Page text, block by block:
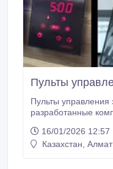
Пульты
Пульты управления
разработанные
подключения к
от 4 до 33 кВт.
16/01/2026 12:57
Казахстан,